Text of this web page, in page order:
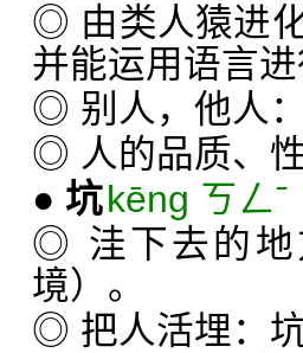
◎ 由类人猿进
并能运用语言
◎ 别人，他人
◎ 人的品质、
● 坑kēng ㄎㄥˉ
◎ 洼下去的地
境）。
◎ 把人活埋：